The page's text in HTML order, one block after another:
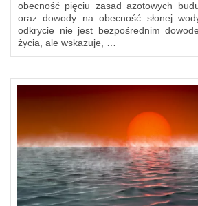
obecność pięciu zasad azotowych
oraz dowody na obecność słonej
odkrycie nie jest bezpośrednim
życia, ale wskazuje, …